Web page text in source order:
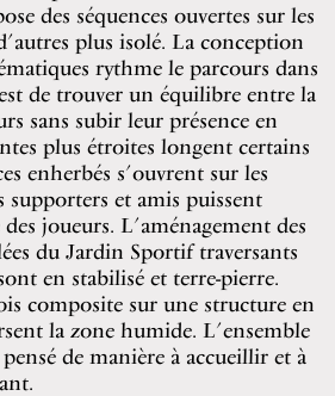
des séquences ouvertes sur les
plus isolé. La conception
rythme le parcours dans
de trouver un équilibre entre la
sans subir leur présence en
plus étroites longent certains
enherbés s’ouvrent sur les
supporters et amis puissent
joueurs. L’aménagement des
du Jardin Sportif traversants
en stabilisé et terre-pierre.
composite sur une structure en
la zone humide. L’ensemble
de manière à accueillir et à